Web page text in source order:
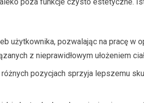
użytkownika, pozwalając na pracę w
z nieprawidłowym ułożeniem
pozycjach sprzyja lepszemu